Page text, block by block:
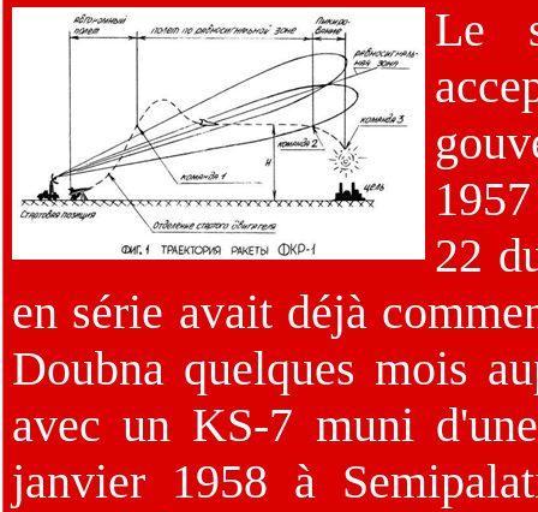
Le
22
en série avait déjà
Doubna quelques mois
avec un KS-7 muni
janvier 1958 à